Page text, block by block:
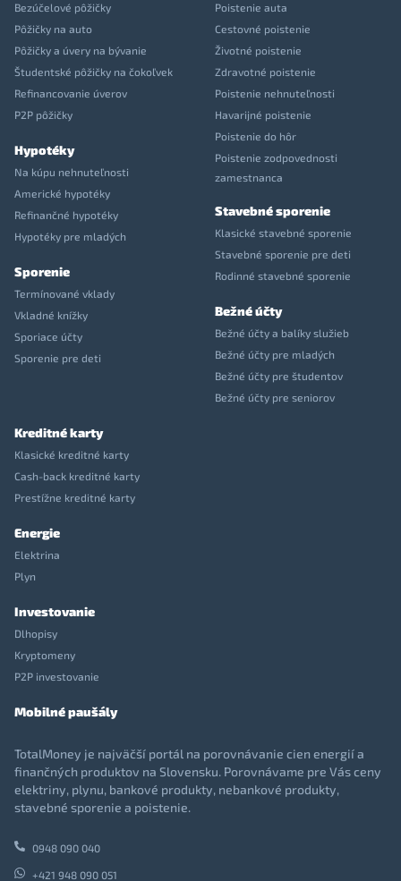
Bezúčelové pôžičky
Pôžičky na auto
Pôžičky a úvery na bývanie
Študentské pôžičky na čokoľvek
Refinancovanie úverov
P2P pôžičky
Hypotéky
Na kúpu nehnuteľnosti
Americké hypotéky
Refinančné hypotéky
Hypotéky pre mladých
Sporenie
Termínované vklady
Vkladné knížky
Sporiace účty
Sporenie pre deti
Poistenie auta
Cestovné poistenie
Životné poistenie
Zdravotné poistenie
Poistenie nehnuteľnosti
Havarijné poistenie
Poistenie do hôr
Poistenie zodpovednosti
zamestnanca
Stavebné sporenie
Klasické stavebné sporenie
Stavebné sporenie pre deti
Rodinné stavebné sporenie
Bežné účty
Bežné účty a balíky služieb
Bežné účty pre mladých
Bežné účty pre študentov
Bežné účty pre seniorov
Kreditné karty
Klasické kreditné karty
Cash-back kreditné karty
Prestížne kreditné karty
Energie
Elektrina
Plyn
Investovanie
Dlhopisy
Kryptomeny
P2P investovanie
Mobilné paušály
TotalMoney je najväčší portál na porovnávanie cien energií a
finančných produktov na Slovensku. Porovnávame pre Vás ceny
elektriny, plynu, bankové produkty, nebankové produkty,
stavebné sporenie a poistenie.
0948 090 040
+421 948 090 051